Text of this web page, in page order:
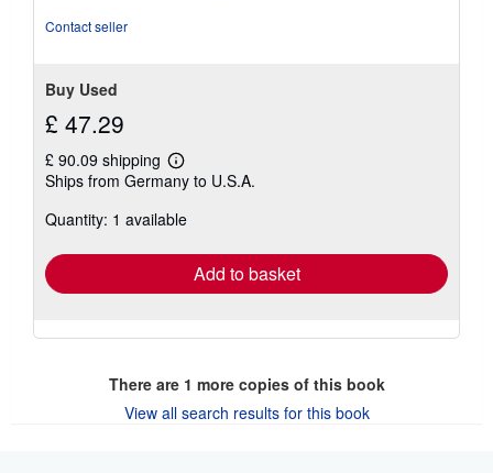
Contact seller
Buy Used
£ 47.29
£ 90.09 shipping
Learn
more
shipping
Ships from Germany to U.S.A.
Quantity: 1 available
Add to basket
There are 1 more copies of this book
View all search results for this book